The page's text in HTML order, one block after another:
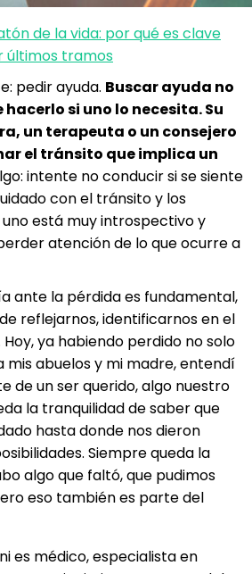
de la vida: por qué es clave
últimos tramos
pedir ayuda. Buscar ayuda no
si uno lo necesita. Su
un terapeuta o un consejero
el tránsito que implica un
intente no conducir si se siente
con el tránsito y los
está muy introspectivo y
atención de lo que ocurre a
ante la pérdida es fundamental,
reflejarnos, identificarnos en el
ya habiendo perdido no solo
mis abuelos y mi madre, entendí
de un ser querido, algo nuestro
la tranquilidad de saber que
hasta donde nos dieron
Siempre queda la
algo que faltó, que pudimos
eso también es parte del
es médico, especialista en